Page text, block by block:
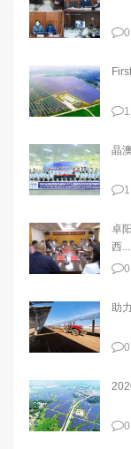
0
1
晶
1
卓
西...
0
助
0
0